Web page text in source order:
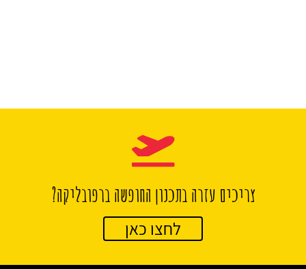
צריכים עזרה בתכנון החופשה ברפובליקה?
לחצו כאן